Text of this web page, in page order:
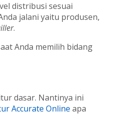
distribusi sesuai
jalani yaitu produsen,
.
Anda memilih bidang
dasar. Nantinya ini
Accurate Online apa